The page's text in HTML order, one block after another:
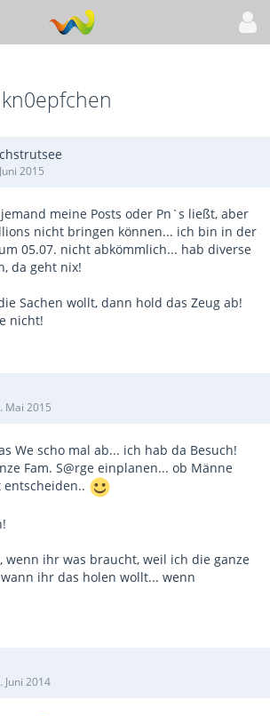
2015
meine Posts oder Pn`s ließt, aber
nicht bringen können... ich bin in der
05.07. nicht abkömmlich... hab diverse
da geht nix!
Sachen wollt, dann hold das Zeug ab!
nicht!
Mai 2015
We scho mal ab... ich hab da Besuch!
Fam. S@rge einplanen... ob Männe
wenn ihr was braucht, weil ich die ganze
ihr das holen wollt... wenn
Juni 2014